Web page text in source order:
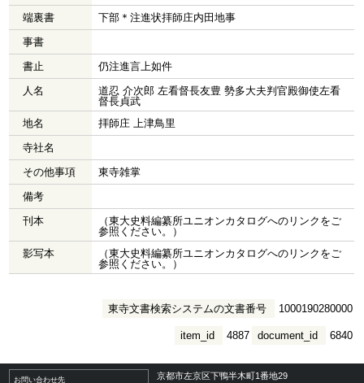
端裏書
下部＊注進状拝師庄内田地事
事書
書止
仍注進言上如件
人名
道忍 介次郎 左看督長友豊 勢多大夫判官殿御使左看
督長貞武
地名
拝師庄 上津鳥里
寺社名
その他事項
東寺雑掌
備考
刊本
（東大史料編纂所ユニオンカタログへのリンクをご
参照ください。）
影写本
（東大史料編纂所ユニオンカタログへのリンクをご
参照ください。）
東寺文書検索システムの文書番号 1000190280000
document_id 6840
item_id 4887
お問い合わせ先 京都市左京区下鴨半木町1番地29